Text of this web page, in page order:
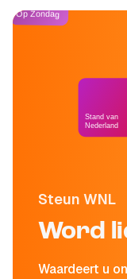
Steun WNL
Word
Waardeert u
Op Zondag
Stand van
Nederland